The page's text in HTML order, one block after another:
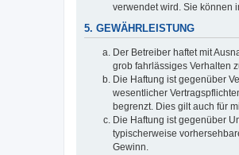
verwendet wird. Sie können
5. GEWÄHRLEISTUNG
Der Betreiber haftet mit
grob fahrlässiges Verhalten
Die Haftung ist gegenüber
wesentlicher
begrenzt. Dies gilt auch für
Die Haftung ist gegenüber
typischerweise
Gewinn.